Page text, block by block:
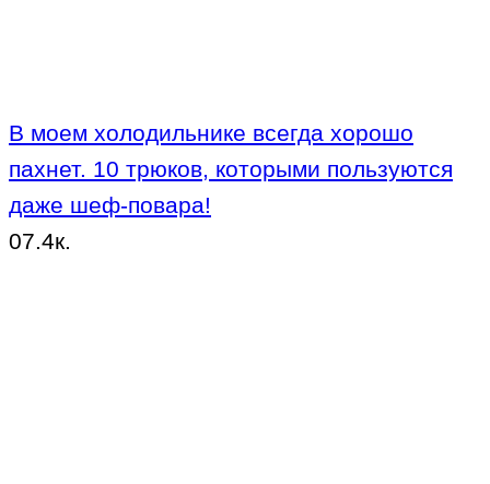
В моем холодильнике всегда хорошо
пахнет. 10 трюков, которыми пользуются
даже шеф-повара!
07.4к.